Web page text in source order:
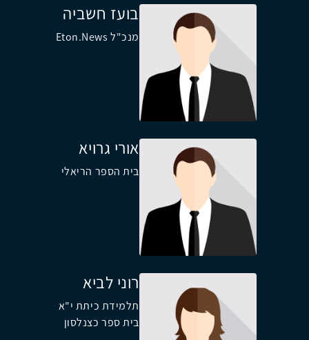
בועז חשביה
מנכ"ל Eton.News
אורי גרויא
בית הספר הריאלי
רוני לביא
תלמידת כיתת י"א
בית ספר כצנלסון